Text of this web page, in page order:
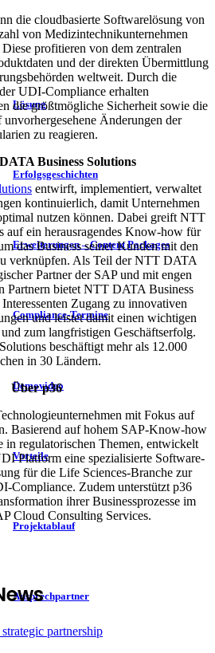
Lösung
Erfolgsgeschichten
Erweiterungen – Content Packages
Compliance-Termine
Demovideo
Vorteile
Projektablauf
Ansprechpartner
die cloudbasierte Softwarelösung von
von Medizintechnikunternehmen
profitieren von dem zentralen
und der direkten Übermittlung
weltweit. Durch die
UDI-Compliance erhalten
die größtmögliche Sicherheit sowie die
Änderungen der
zu reagieren.
Business Solutions
entwirft, implementiert, verwaltet
kontinuierlich, damit Unternehmen
nutzen können. Dabei greift NTT
auf ein herausragendes Know-how für
das Business seiner Kunden mit den
verknüpfen. Als Teil der NTT DATA
Partner der SAP und mit engen
Partnern bietet NTT DATA Business
Zugang zu innovativen
und leistet damit einen wichtigen
zum langfristigen Geschäftserfolg.
beschäftigt mehr als 12.000
in 30 Ländern.
Über p36
mit Fokus auf
Basierend auf hohem SAP-Know-how
in regulatorischen Themen, entwickelt
Platform eine spezialisierte Software-
für die Life Sciences-Branche zur
Compliance. Zudem unterstützt p36
ihrer Businessprozesse im
Cloud Consulting Services.